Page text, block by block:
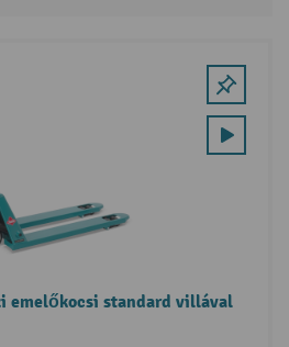
emelőkocsi standard villával